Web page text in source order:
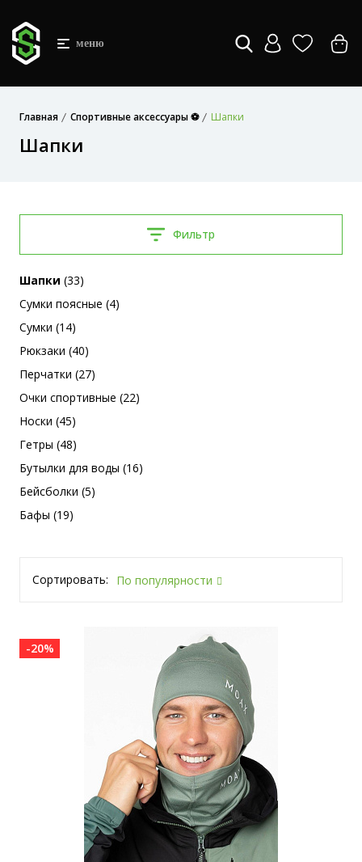
меню
Главная Спортивные аксессуары ⚽ Шапки
Шапки
Фильтр
Шапки (33)
Сумки поясные (4)
Сумки (14)
Рюкзаки (40)
Перчатки (27)
Очки спортивные (22)
Носки (45)
Гетры (48)
Бутылки для воды (16)
Бейсболки (5)
Бафы (19)
Сортировать: По популярности
-20%